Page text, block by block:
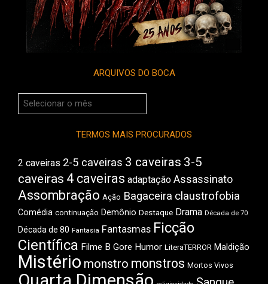
ARQUIVOS DO BOCA
Arquivos
do
TERMOS MAIS PROCURADOS
2 caveiras 2-5 caveiras 3 caveiras 3-5
caveiras 4 caveiras adaptação Assassinato
Assombração Ação Bagaceira claustrofobia
Comédia continuação Demônio Destaque Drama Década de 70
Década de 80 Fantasia Fantasmas Ficção
Científica Filme B Gore Humor LiteraTERROR Maldição
Mistério monstro monstros Mortos Vivos